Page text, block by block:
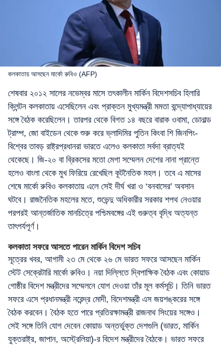
কলকাতায় আসছেন মার্কো রুবিও (AFP)
শেষবার ২০১২ সালের নভেম্বর মাসে তৎকালীন মার্কিন বিদেশসচিব হিলারি
ক্লিন্টন কলকাতায় এসেছিলেন এবং প্রাক্তন মুখ্যমন্ত্রী মমতা বন্দ্যোপাধ্যায়ের
সঙ্গে বৈঠক করেছিলেন। তারপর থেকে বিগত ১৪ বছরে বারাক ওবামা, ডোনাল্ড
ট্রাম্প, জো বাইডেন থেকে শুরু করে ভ্লাদিমির পুতিন কিংবা শি জিনপিং-
বিশ্বের তাবড় রাষ্ট্রপ্রধানরা ভারতে এলেও কলকাতা সর্বদা ব্রাত্যই
থেকেছে। জি-২০ বা ব্রিকসের মতো মেগা সম্মেলন দেশের নানা প্রান্তে
হলেও বাংলা থেকে মুখ ফিরিয়ে রেখেছিল কূটনৈতিক মহল। তবে এ মাসের
শেষে মার্কো রুবিও কলকাতায় এলে সেই দীর্ঘ খরা ও ‘বনবাসের’ অবসান
ঘটবে। রাজনৈতিক মহলের মতে, শুভেন্দু অধিকারীর সরকার শপথ নেওয়ার
পরপরই আন্তর্জাতিক মানচিত্রে পশ্চিমবঙ্গের এই গুরুত্ব বৃদ্ধি অত্যন্ত
তাৎপর্যপূর্ণ।
কলকাতা সফরে আসতে পারেন মার্কিন বিদেশ সচিব
সূত্রের খবর, আগামী ২৩ মে থেকে ২৬ মে ভারত সফরে আসছেন মার্কিন
স্টেট সেক্রেটারি মার্কো রুবিও। নয়া দিল্লিতে দ্বিপাক্ষিক বৈঠক এবং কোয়াড
গোষ্ঠীর বিদেশ মন্ত্রীদের সম্মেলনে যোগ দেওয়া তাঁর মূল কর্মসূচি। তিনি ভারত
সফরে এসে প্রধানমন্ত্রী নরেন্দ্র মোদী, বিদেশমন্ত্রী এস জয়শঙ্করের সঙ্গে
বৈঠক করবেন। বৈঠক হতে পারে প্রতিরক্ষামন্ত্রী রাজনাথ সিংয়ের সঙ্গেও।
সেই সঙ্গে তিনি যোগ দেবেন কোয়াড অন্তর্ভুক্ত দেশগুলি (ভারত, মার্কিন
যুক্তরাষ্ট্র, জাপান, অস্ট্রেলিয়া)-র বিদেশ মন্ত্রীদের বৈঠকে। ভারত সফরে